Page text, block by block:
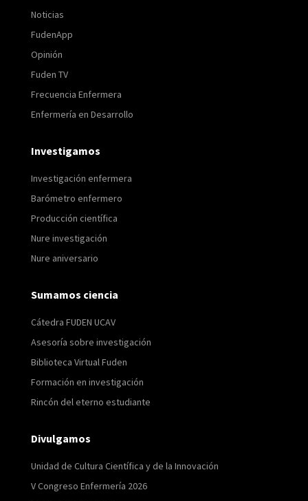
Noticias
FudenApp
Opinión
Fuden TV
Frecuencia Enfermera
Enfermería en Desarrollo
Investigamos
Investigación enfermera
Barómetro enfermero
Producción científica
Nure investigación
Nure aniversario
Sumamos ciencia
Cátedra FUDEN UCAV
Asesoría sobre investigación
Biblioteca Virtual Fuden
Formación en investigación
Rincón del eterno estudiante
Divulgamos
Unidad de Cultura Científica y de la Innovación
V Congreso Enfermería 2026